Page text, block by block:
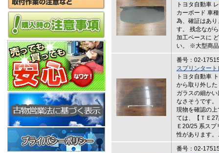
トヨタ自動車
カーボード 車
為、確証はあ
す。 残念なが
加工ベースに
い。 ※大型商
番号：02-
スプリンター
トヨタ自動車
から取り外し
ガラスの細か
なさそうです
現物を確認の
ては、【ＴＥ
Ｅ20/25 系ス
性があります
番号：02-